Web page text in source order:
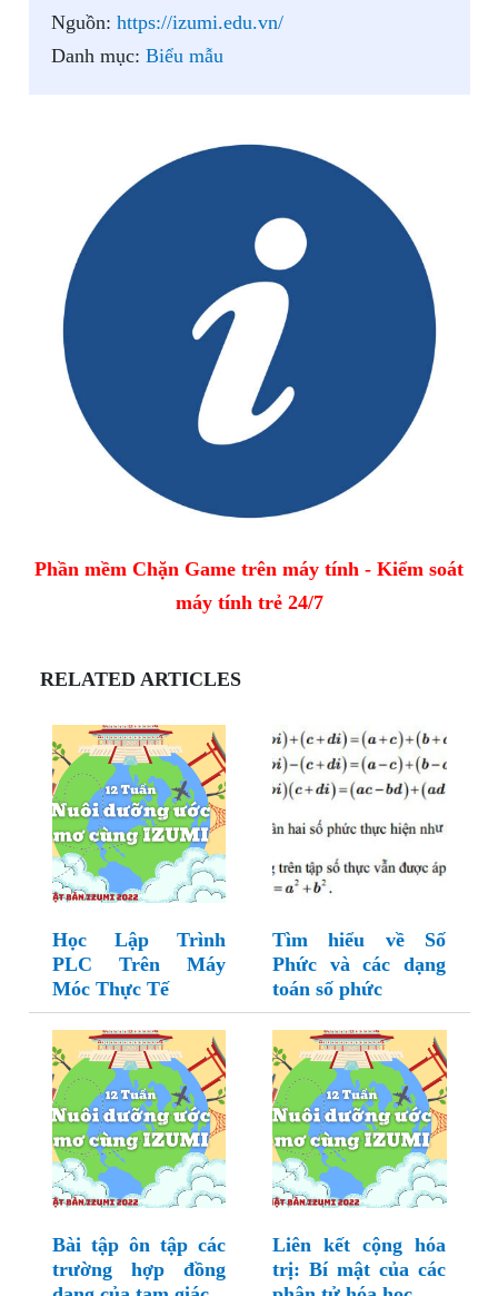
Nguồn: https://izumi.edu.vn/
Danh mục: Biểu mẫu
Phần mềm Chặn Game trên máy tính - Kiểm soát
máy tính trẻ 24/7
RELATED ARTICLES
Học Lập Trình
PLC Trên Máy
Móc Thực Tế
Tìm hiểu về Số
Phức và các dạng
toán số phức
Bài tập ôn tập các
trường hợp đồng
Liên kết cộng hóa
trị: Bí mật của các